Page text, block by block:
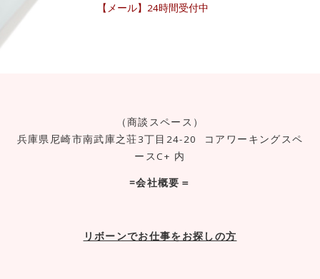
【メール】24時間受付中
（商談スペース）
兵庫県尼崎市南武庫之荘3丁目24-20 コアワーキングスペ
ースC+ 内
=会社概要＝
リボーンでお仕事をお探しの方